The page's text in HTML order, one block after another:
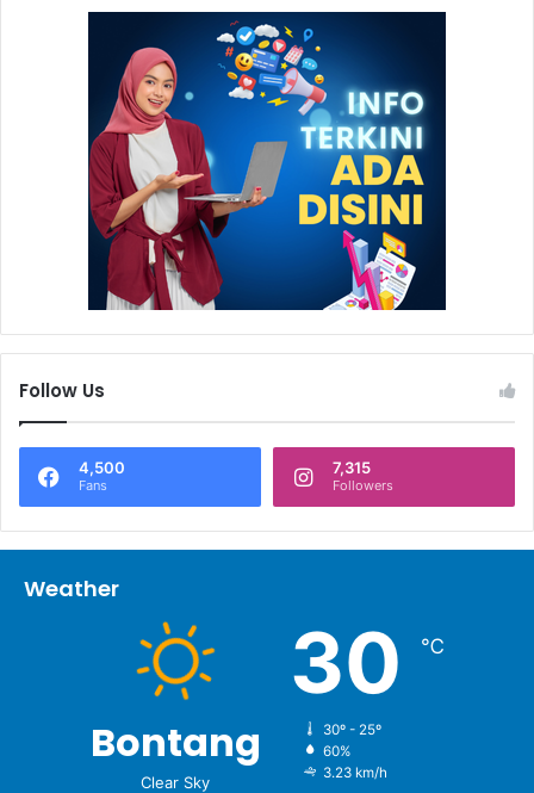
Follow Us
4,500
Fans
7,315
Followers
Weather
Bontang
Clear Sky
30 ℃
30º - 25º
60%
3.23 km/h